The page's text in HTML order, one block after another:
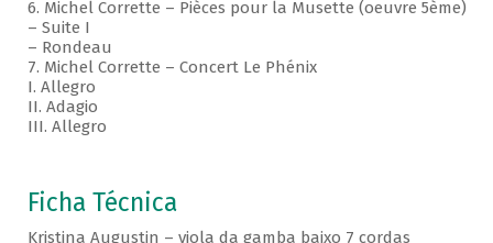
6. Michel Corrette – Pièces pour la Musette (oeuvre 5ème)
– Suite I
– Rondeau
7. Michel Corrette – Concert Le Phénix
I. Allegro
II. Adagio
III. Allegro
Ficha Técnica
Kristina Augustin – viola da gamba baixo 7 cordas